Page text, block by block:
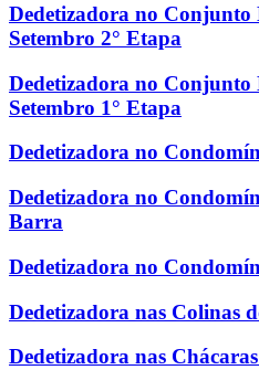
Dedetizadora no
Setembro 2° Etapa
Dedetizadora no
Setembro 1° Etapa
Dedetizadora no
Dedetizadora no
Barra
Dedetizadora no
Dedetizadora nas Colinas
Dedetizadora nas